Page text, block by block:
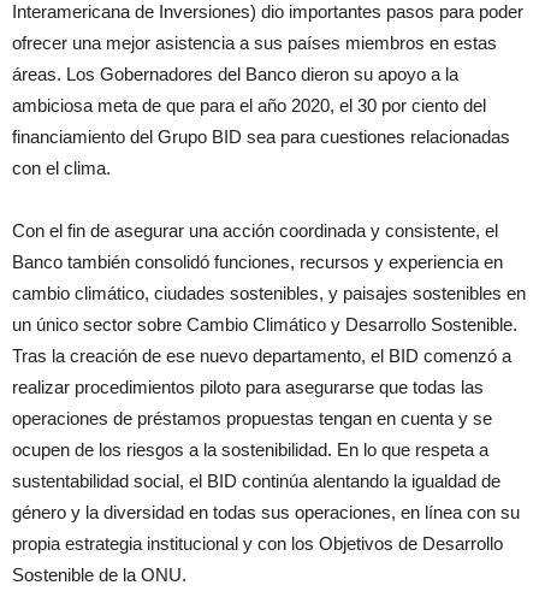
Interamericana de Inversiones) dio importantes pasos para poder
ofrecer una mejor asistencia a sus países miembros en estas
áreas. Los Gobernadores del Banco dieron su apoyo a la
ambiciosa meta de que para el año 2020, el 30 por ciento del
financiamiento del Grupo BID sea para cuestiones relacionadas
con el clima.
Con el fin de asegurar una acción coordinada y consistente, el
Banco también consolidó funciones, recursos y experiencia en
cambio climático, ciudades sostenibles, y paisajes sostenibles en
un único sector sobre Cambio Climático y Desarrollo Sostenible.
Tras la creación de ese nuevo departamento, el BID comenzó a
realizar procedimientos piloto para asegurarse que todas las
operaciones de préstamos propuestas tengan en cuenta y se
ocupen de los riesgos a la sostenibilidad. En lo que respeta a
sustentabilidad social, el BID continúa alentando la igualdad de
género y la diversidad en todas sus operaciones, en línea con su
propia estrategia institucional y con los Objetivos de Desarrollo
Sostenible de la ONU.